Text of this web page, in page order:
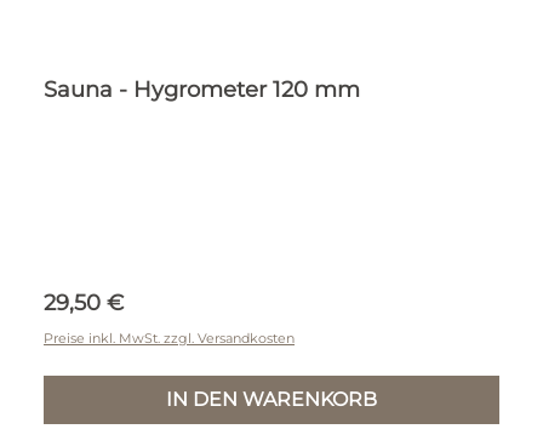
Sauna - Hygrometer 120 mm
Regulärer Preis:
29,50 €
Preise inkl. MwSt. zzgl. Versandkosten
IN DEN WARENKORB